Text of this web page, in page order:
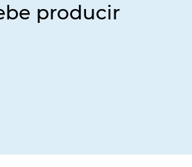
producir